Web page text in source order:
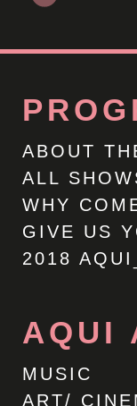
ABOUT
ALL
WHY
GIVE US
2018
AQUI
MUSIC
ART/